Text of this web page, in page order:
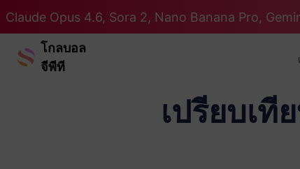
Claude Opus 4.6, Sora 2, Nano Banana Pro,
โกลบอล
จีพีที
เปรียบเ